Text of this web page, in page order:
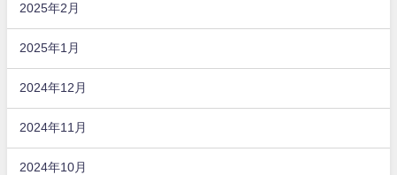
2025年2月
2025年1月
2024年12月
2024年11月
2024年10月